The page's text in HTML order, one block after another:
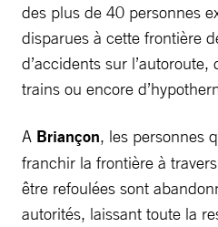
des plus de 40 personnes
disparues à cette frontière
d’accidents sur l’autoroute,
trains ou encore
A Briançon, les personnes
franchir la frontière à
être refoulées sont
autorités, laissant toute la